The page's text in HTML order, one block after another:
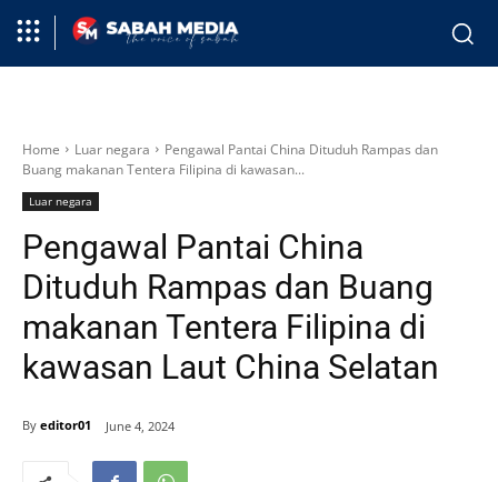
Home Luar negara
Pengawal Pantai China Dituduh Rampas dan
Buang makanan Tentera Filipina di kawasan...
Luar negara
Pengawal Pantai China
Dituduh Rampas dan Buang
makanan Tentera Filipina di
kawasan Laut China Selatan
By editor01 June 4, 2024